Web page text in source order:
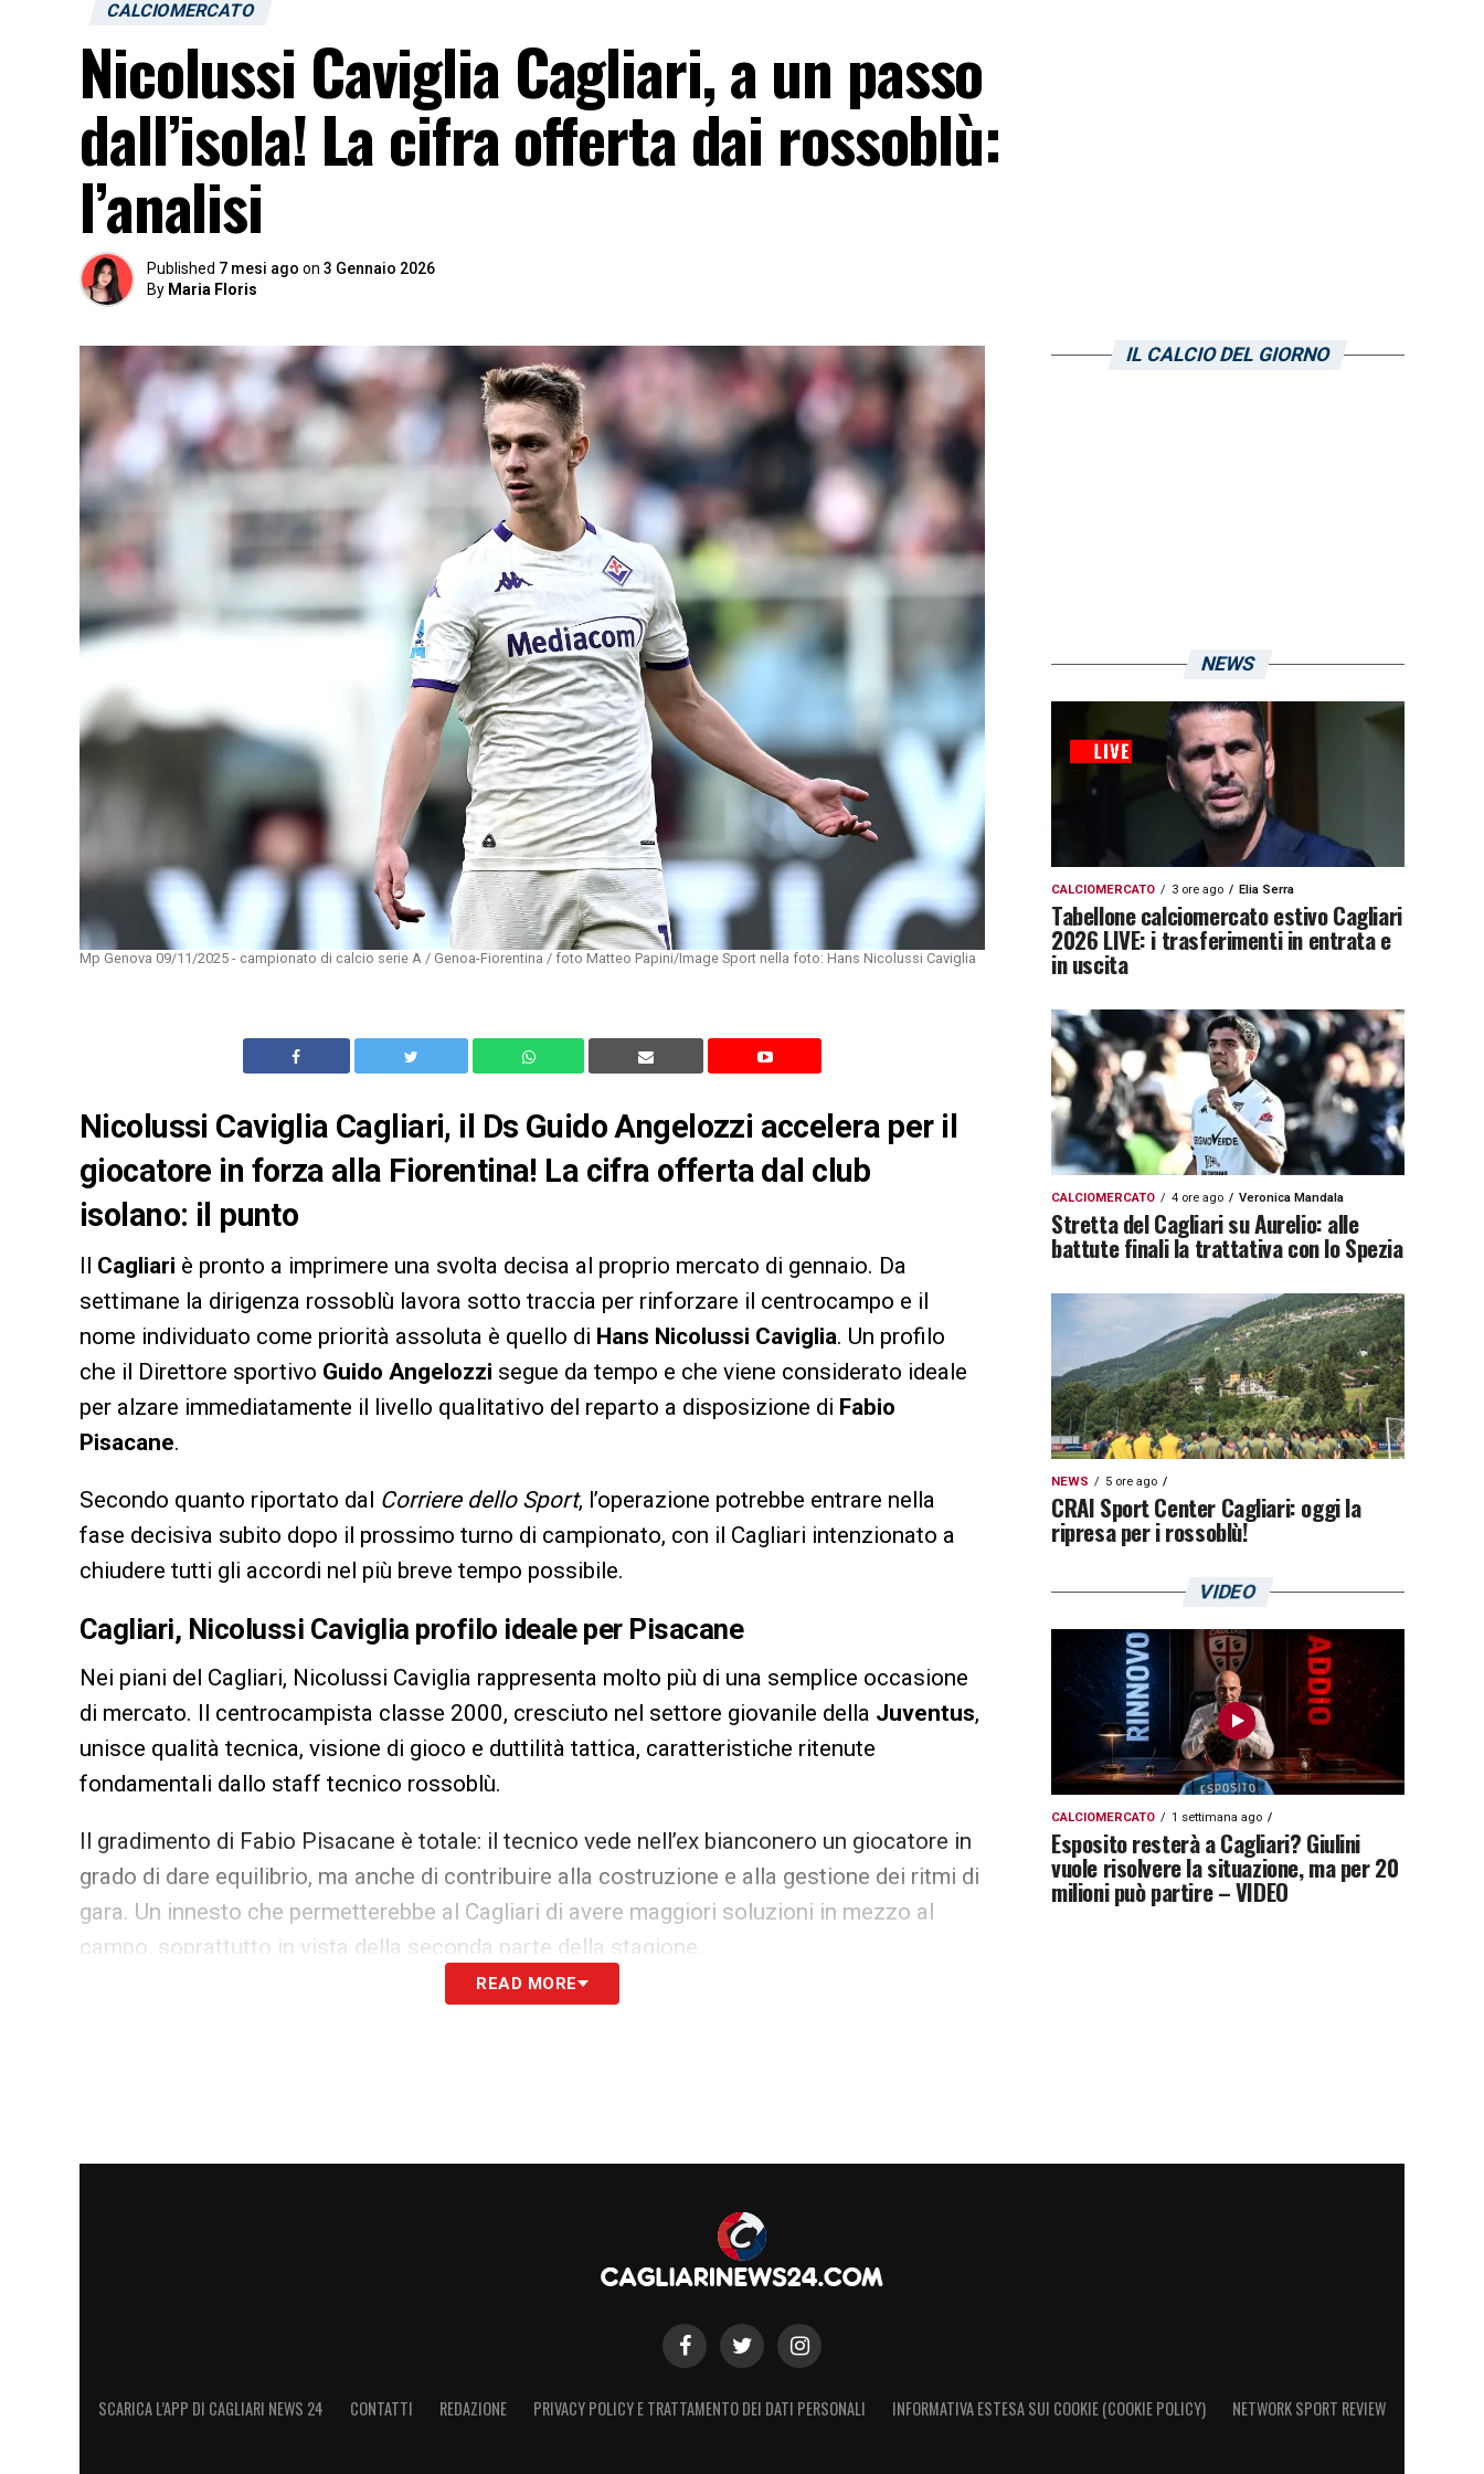
CALCIOMERCATO
Nicolussi Caviglia Cagliari, a un passo
dall’isola! La cifra offerta dai rossoblù:
l’analisi
Published 7 mesi ago on 3 Gennaio 2026
By Maria Floris
Mp Genova 09/11/2025 - campionato di calcio serie A / Genoa-Fiorentina / foto Matteo Papini/Image Sport nella foto: Hans Nicolussi Caviglia
Nicolussi Caviglia Cagliari, il Ds Guido Angelozzi accelera per il
giocatore in forza alla Fiorentina! La cifra offerta dal club
isolano: il punto
Il Cagliari è pronto a imprimere una svolta decisa al proprio mercato di gennaio. Da
settimane la dirigenza rossoblù lavora sotto traccia per rinforzare il centrocampo e il
nome individuato come priorità assoluta è quello di Hans Nicolussi Caviglia. Un profilo
che il Direttore sportivo Guido Angelozzi segue da tempo e che viene considerato ideale
per alzare immediatamente il livello qualitativo del reparto a disposizione di Fabio
Pisacane.
Secondo quanto riportato dal Corriere dello Sport, l’operazione potrebbe entrare nella
fase decisiva subito dopo il prossimo turno di campionato, con il Cagliari intenzionato a
chiudere tutti gli accordi nel più breve tempo possibile.
Cagliari, Nicolussi Caviglia profilo ideale per Pisacane
Nei piani del Cagliari, Nicolussi Caviglia rappresenta molto più di una semplice occasione
di mercato. Il centrocampista classe 2000, cresciuto nel settore giovanile della Juventus,
unisce qualità tecnica, visione di gioco e duttilità tattica, caratteristiche ritenute
fondamentali dallo staff tecnico rossoblù.
Il gradimento di Fabio Pisacane è totale: il tecnico vede nell’ex bianconero un giocatore in
grado di dare equilibrio, ma anche di contribuire alla costruzione e alla gestione dei ritmi di
gara. Un innesto che permetterebbe al Cagliari di avere maggiori soluzioni in mezzo al
campo, soprattutto in vista della seconda parte della stagione.
Cagliari, l’offerta e i dettagli economici dell’operazione
distanze tra le parti.
La trattativa, però, viene descritta come ben avviata: la distanza economica resta
contenuta e tutti gli attori coinvolti sembrano orientati a trovare un’intesa definitiva. Anche
per questo motivo, in casa rossoblù filtra ottimismo sulla buona riuscita dell’operazione.
La volontà del giocatore e l’apertura della Fiorentina
READ MORE
IL CALCIO DEL GIORNO
NEWS
CALCIOMERCATO 3 ore ago Elia Serra
Tabellone calciomercato estivo Cagliari
2026 LIVE: i trasferimenti in entrata e
in uscita
CALCIOMERCATO 4 ore ago Veronica Mandala
Stretta del Cagliari su Aurelio: alle
battute finali la trattativa con lo Spezia
NEWS 5 ore ago
CRAI Sport Center Cagliari: oggi la
ripresa per i rossoblù!
VIDEO
CALCIOMERCATO 1 settimana ago
Esposito resterà a Cagliari? Giulini
vuole risolvere la situazione, ma per 20
milioni può partire – VIDEO
SCARICA L’APP DI CAGLIARI NEWS 24 CONTATTI REDAZIONE PRIVACY POLICY E TRATTAMENTO DEI DATI PERSONALI INFORMATIVA ESTESA SUI COOKIE (COOKIE POLICY) NETWORK SPORT REVIEW